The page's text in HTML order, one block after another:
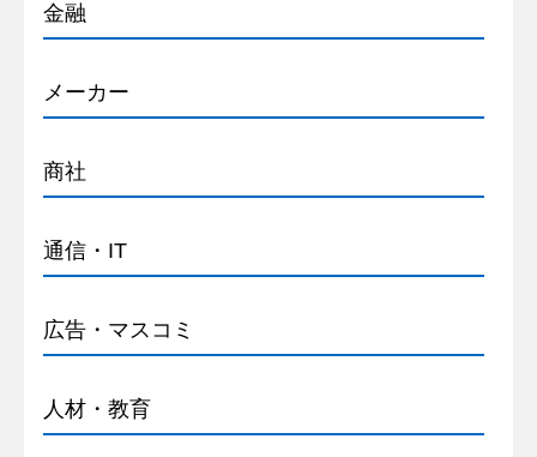
金融
メーカー
商社
通信・IT
広告・マスコミ
人材・教育